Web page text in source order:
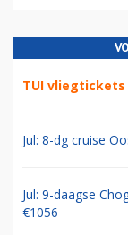
TUI vliegtickets
Jul: 8-dg cruise
Jul: 9-daagse
€1056